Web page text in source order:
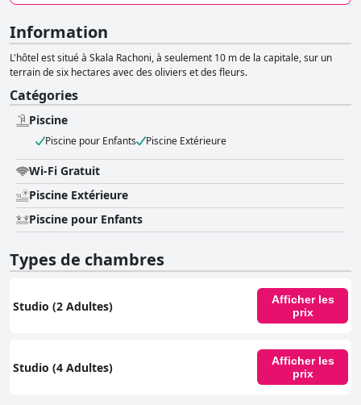
Information
L'hôtel est situé à Skala Rachoni, à seulement 10 m de la capitale, sur un
terrain de six hectares avec des oliviers et des fleurs.
Catégories
Piscine
Piscine pour Enfants Piscine Extérieure
Wi-Fi Gratuit
Piscine Extérieure
Piscine pour Enfants
Types de chambres
Studio (2 Adultes)
Afficher les
prix
Studio (4 Adultes)
Afficher les
prix